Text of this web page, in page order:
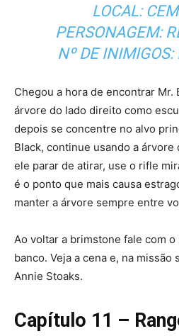
LOCAL:
PERSONAGEM:
Nº DE INIMIGOS:
Chegou a hora de encontrar Mr.
árvore do lado direito como
depois se concentre no alvo
Black, continue usando a árvore
ele parar de atirar, use o rifle
é o ponto que mais causa
manter a árvore sempre entre
Ao voltar a brimstone fale com
banco. Veja a cena e, na
Annie Stoaks.
Capítulo 11 –